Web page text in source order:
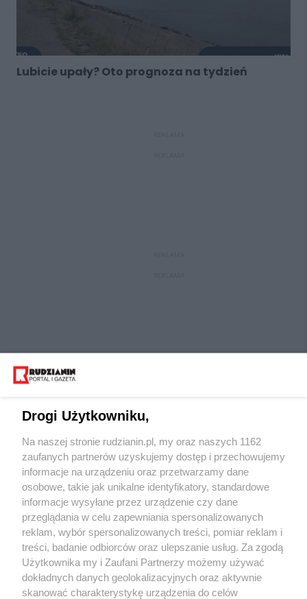
Lubicie upały? Oto prognoza na tydzień
Wydawca mediów lokalnych
Nie zapomnij
zapoznać się z:
polityką prywatności regulamin korzystania z portali
Twojemiasto
Piekary Śląskie
Skontaktuj sięz nami
Kontakt
Drogi Użytkowniku,
Na naszej stronie rudzianin.pl, my oraz naszych 1162
zaufanych partnerów uzyskujemy dostęp i przechowujemy
informacje na urządzeniu oraz przetwarzamy dane
osobowe, takie jak unikalne identyfikatory, standardowe
informacje wysyłane przez urządzenie czy dane
przeglądania w celu zapewniania spersonalizowanych
reklam, wybór spersonalizowanych treści, pomiar reklam i
treści, badanie odbiorców oraz ulepszanie usług. Za zgodą
Użytkownika my i Zaufani Partnerzy możemy używać
dokładnych danych geolokalizacyjnych oraz aktywnie
skanować charakterystykę urządzenia do celów